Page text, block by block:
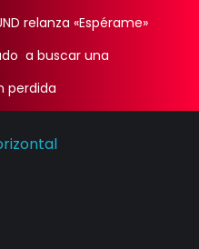
relanza «Espérame»
a buscar una
perdida